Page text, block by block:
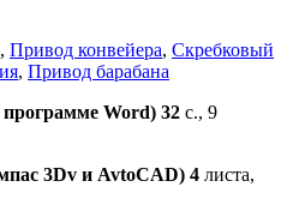
, Привод конвейера, Скребковый
, Привод барабана
Word) 32 с., 9
3Dv и AvtoCAD) 4 листа,